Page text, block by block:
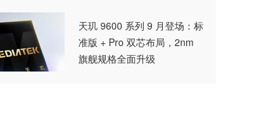
天玑 9600 系列 9 月登场：标
准版 + Pro 双芯布局，2nm
旗舰规格全面升级